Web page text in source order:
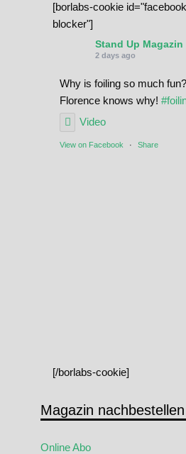
[borlabs-cookie
blocker"]
Stand Up Magazin
2 days ago
Why is foiling so much
Florence knows why!
Video
View on Facebook · Share
[/borlabs-cookie]
Magazin nachbestellen
Online Abo